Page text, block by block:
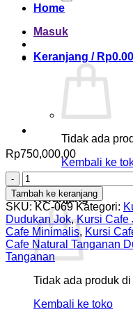
Home
Masuk
Keranjang / Rp0.00
Tidak ada
Kembali ke
0
Keranjang
Tidak ada produk
Kembali ke toko
Rp750,000.00
Kuantitas
Kursi
Cafe
Natural
Tanganan
Dudukan
Hijau
Tambah ke keranjang
SKU: KC-069 Kategori:
Dudukan Jok,Kursi Cafe
Cafe Minimalis, Kursi
Cafe Natural Tanganan
Tanganan